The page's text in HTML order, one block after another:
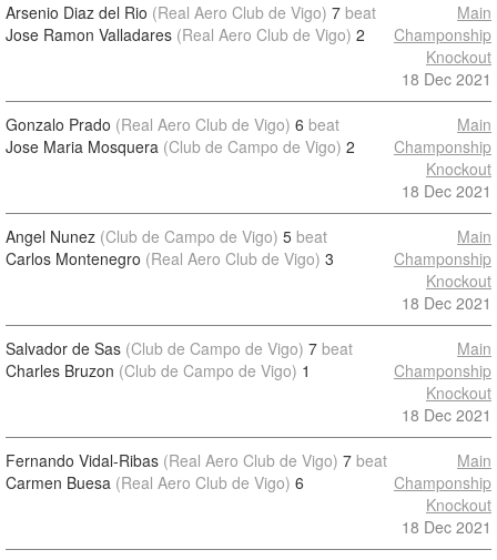
Arsenio Diaz del Rio (Real Aero Club de Vigo) 7 beat
Jose Ramon Valladares (Real Aero Club de Vigo) 2
Main
Champonship
Knockout
18 Dec 2021
Gonzalo Prado (Real Aero Club de Vigo) 6 beat
Jose Maria Mosquera (Club de Campo de Vigo) 2
Main
Champonship
Knockout
18 Dec 2021
Angel Nunez (Club de Campo de Vigo) 5 beat
Carlos Montenegro (Real Aero Club de Vigo) 3
Main
Champonship
Knockout
18 Dec 2021
Salvador de Sas (Club de Campo de Vigo) 7 beat
Charles Bruzon (Club de Campo de Vigo) 1
Main
Champonship
Knockout
18 Dec 2021
Fernando Vidal-Ribas (Real Aero Club de Vigo) 7 beat
Carmen Buesa (Real Aero Club de Vigo) 6
Main
Champonship
Knockout
18 Dec 2021